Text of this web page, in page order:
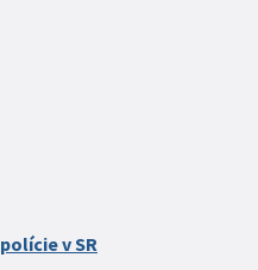
v SR